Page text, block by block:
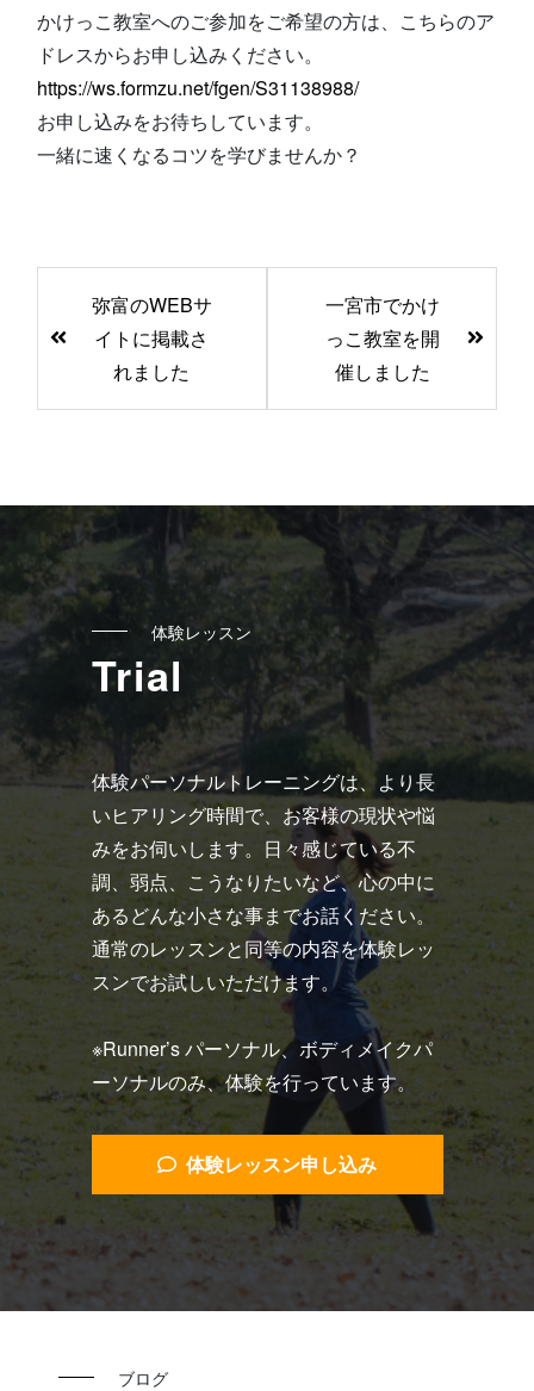
かけっこ教室へのご参加をご希望の方は、こちらのア
ドレスからお申し込みください。
https://ws.formzu.net/fgen/S31138988/
お申し込みをお待ちしています。
一緒に速くなるコツを学びませんか？
の
の
リ
ン
ク
弥富のWEBサ
イトに掲載さ
れました
一宮市でかけ
っこ教室を開
催しました
体験レッスン
Trial
体験パーソナルトレーニングは、より長
いヒアリング時間で、お客様の現状や悩
みをお伺いします。日々感じている不
調、弱点、こうなりたいなど、心の中に
あるどんな小さな事までお話ください。
通常のレッスンと同等の内容を体験レッ
スンでお試しいただけます。
※Runner’s パーソナル、ボディメイクパ
ーソナルのみ、体験を行っています。
体験レッスン申し込み
ブログ